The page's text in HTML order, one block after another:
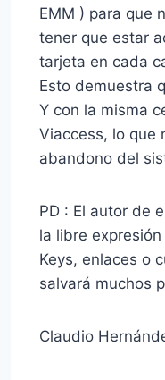
EMM ) para que
tener que estar
tarjeta en cada
Esto demuestra
Y con la misma
Viaccess, lo que
abandono del
PD : El autor de
la libre
Keys, enlaces o
salvará muchos
Claudio